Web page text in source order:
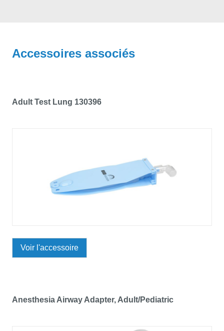
Accessoires associés
Adult Test Lung 130396
Voir l'accessoire
Anesthesia Airway Adapter, Adult/Pediatric